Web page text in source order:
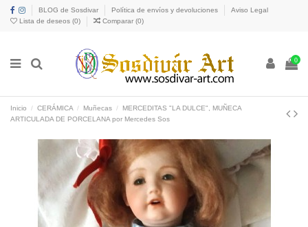
BLOG de Sosdivar Política de envíos y devoluciones
Aviso Legal
Lista de deseos (0) Comparar (0)
0
Inicio CERÁMICA Muñecas
MERCEDITAS "LA DULCE", MUÑECA
ARTICULADA DE PORCELANA por Mercedes Sos